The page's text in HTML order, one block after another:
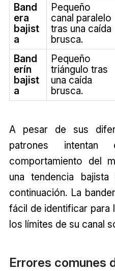
Band
era
bajist
a
Pequeño
canal paralelo
tras una caída
brusca.
Band
erín
bajist
a
Pequeño
triángulo tras
una caída
brusca.
A pesar de sus
patrones
comportamiento del
una tendencia
continuación. La
fácil de identificar para
los límites de su canal
Errores comunes